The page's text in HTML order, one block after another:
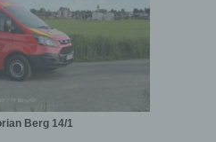
Berg 14/1